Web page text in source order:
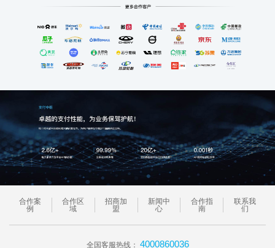
合作案
例
合作区
域
招商加
盟
新闻中
心
合作指
南
联系我
们
全国客服热线： 4000860036